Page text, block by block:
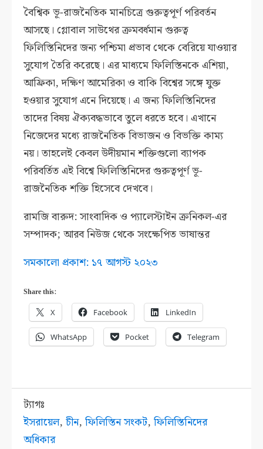
বৈশ্বিক ভূ-রাজনৈতিক মানচিত্রে গুরুত্বপূর্ণ পরিবর্তন
আসছে। গ্লোবাল সাউথের ক্রমবর্ধমান গুরুত্ব
ফিলিস্তিনিদের জন্য পশ্চিমা প্রভাব থেকে বেরিয়ে যাওয়ার
সুযোগ তৈরি করেছে। এর মাধ্যমে ফিলিস্তিনকে এশিয়া,
আফ্রিকা, দক্ষিণ আমেরিকা ও বাকি বিশ্বের সঙ্গে যুক্ত
হওয়ার সুযোগ এনে দিয়েছে। এ জন্য ফিলিস্তিনিদের
তাদের বিষয় ঐক্যবদ্ধভাবে তুলে ধরতে হবে। এখানে
নিজেদের মধ্যে রাজনৈতিক বিভাজন ও বিভক্তি কাম্য
নয়। তাহলেই কেবল উদীয়মান শক্তিগুলো ব্যাপক
পরিবর্তিত এই বিশ্বে ফিলিস্তিনিদের গুরুত্বপূর্ণ ভূ-
রাজনৈতিক শক্তি হিসেবে দেখবে।
রামজি বারুদ: সাংবাদিক ও প্যালেস্টাইন ক্রনিকল-এর
সম্পাদক; আরব নিউজ থেকে সংক্ষেপিত ভাষান্তর
সমকালো প্রকাশ: ১৭ আগস্ট ২০২৩
Share this:
X Facebook LinkedIn
WhatsApp Pocket Telegram
ট্যাগঃ
ইসরায়েল,চীন,ফিলিস্তিন সংকট,ফিলিস্তিনিদের
অধিকার